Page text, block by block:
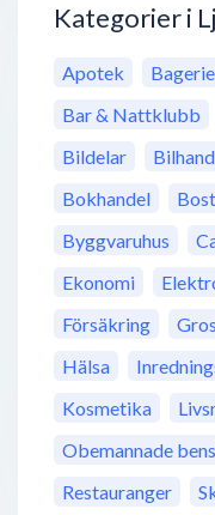
Kategorier i
Apotek
Bar & Nattklubb
Bildelar
Bokhandel
Byggvaruhus
Ekonomi
Försäkring
Hälsa
Kosmetika
Obemannade
Restauranger